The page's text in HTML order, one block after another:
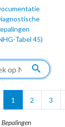
Tabel 45)
search
1 2 3